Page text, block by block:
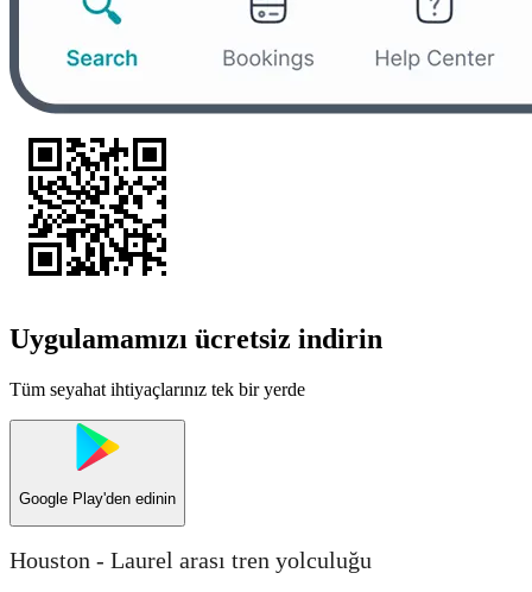
Uygulamamızı ücretsiz indirin
Tüm seyahat ihtiyaçlarınız tek bir yerde
Google Play'den edinin
Houston - Laurel arası tren yolculuğu